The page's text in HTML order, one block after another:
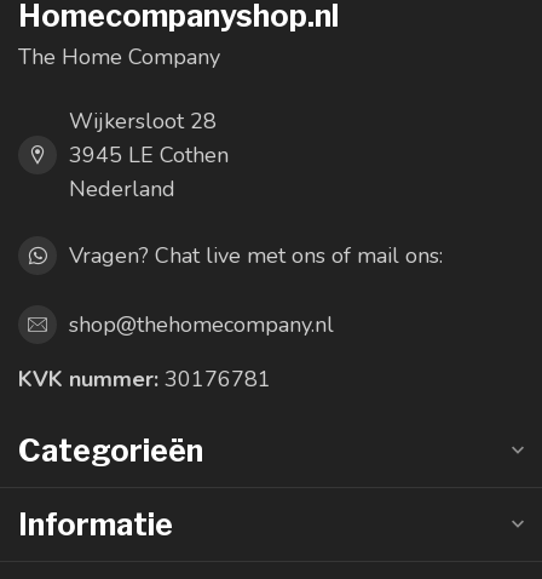
Homecompanyshop.nl
The Home Company
Wijkersloot 28
3945 LE Cothen
Nederland
Vragen? Chat live met ons of mail ons:
shop@thehomecompany.nl
KVK nummer: 30176781
Categorieën
Informatie